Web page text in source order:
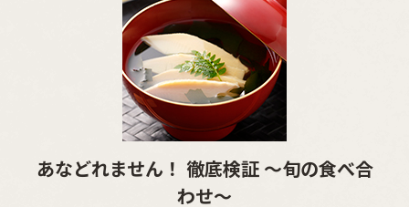
あなどれません！ 徹底検証 ～旬の食べ合
わせ～